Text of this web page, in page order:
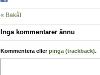
« Bakåt
Inga kommentarer ännu
Kommentera ellerpinga (trackback).